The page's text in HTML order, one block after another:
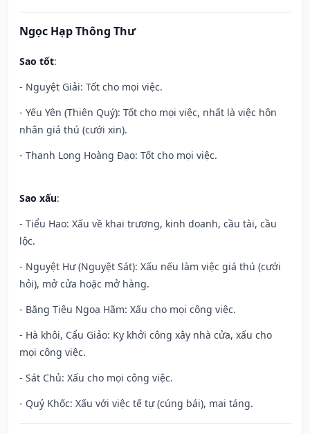
Ngọc Hạp Thông Thư
Sao tốt:
- Nguyệt Giải: Tốt cho mọi việc.
- Yếu Yên (Thiên Quý): Tốt cho mọi việc, nhất là việc hôn
nhân giá thú (cưới xin).
- Thanh Long Hoàng Đạo: Tốt cho mọi việc.
Sao xấu:
- Tiểu Hao: Xấu về khai trương, kinh doanh, cầu tài, cầu
lộc.
- Nguyệt Hư (Nguyệt Sát): Xấu nếu làm việc giá thú (cưới
hỏi), mở cửa hoặc mở hàng.
- Băng Tiêu Ngoạ Hãm: Xấu cho mọi công việc.
- Hà khôi, Cẩu Giảo: Kỵ khởi công xây nhà cửa, xấu cho
mọi công việc.
- Sát Chủ: Xấu cho mọi công việc.
- Quỷ Khốc: Xấu với việc tế tự (cúng bái), mai táng.